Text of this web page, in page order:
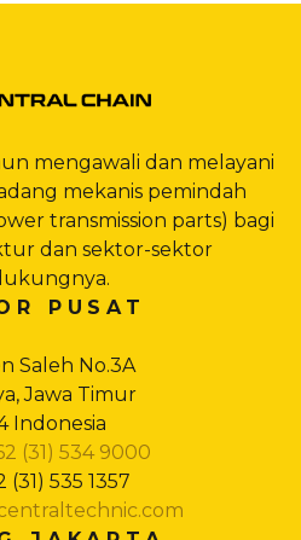
mengawali dan melayani
mekanis pemindah
transmission parts) bagi
dan sektor-sektor
PUSAT
Saleh No.3A
Jawa Timur
Indonesia
(31) 534 9000
(31) 535 1357